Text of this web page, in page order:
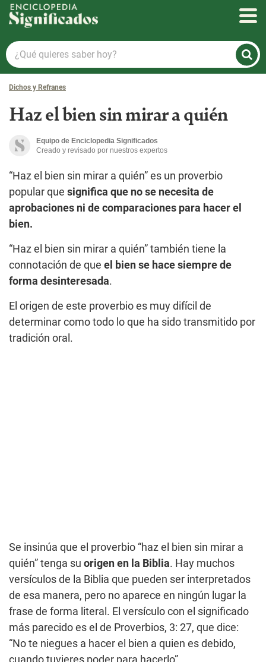
Enciclopedia Significados
¿Qué
quieres
saber
hoy?
Dichos y Refranes
Haz el bien sin mirar a quién
Equipo de Enciclopedia Significados
Creado y revisado por nuestros expertos
“Haz el bien sin mirar a quién” es un proverbio
popular que significa que no se necesita de
aprobaciones ni de comparaciones para hacer el
bien.
“Haz el bien sin mirar a quién” también tiene la
connotación de que el bien se hace siempre de
forma desinteresada.
El origen de este proverbio es muy difícil de
determinar como todo lo que ha sido transmitido por
tradición oral.
Se insinúa que el proverbio “haz el bien sin mirar a
quién” tenga su origen en la Biblia. Hay muchos
versículos de la Biblia que pueden ser interpretados
de esa manera, pero no aparece en ningún lugar la
frase de forma literal. El versículo con el significado
más parecido es el de Proverbios, 3: 27, que dice:
“No te niegues a hacer el bien a quien es debido,
cuando tuvieres poder para hacerlo”.